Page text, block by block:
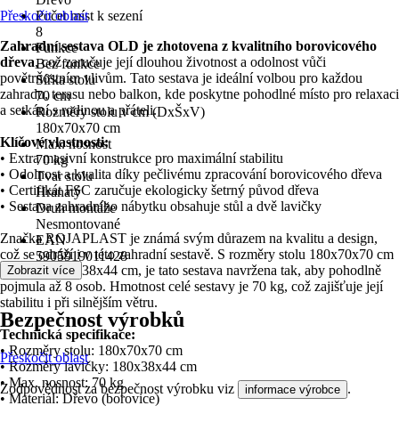
Počet míst k sezení
8
Funkce
Bez funkce
Šířka stolu
70 cm
Rozměry stolu v cm (DxŠxV)
180x70x70 cm
Max. nosnost
70 kg
Tvar stolu
Hranatý
Druh montáže
Nesmontované
EAN
5905919011428
Přeskočit oblast
Zahradní sestava OLD je zhotovena z kvalitního borovicového
dřeva, což zaručuje její dlouhou životnost a odolnost vůči
povětrnostním vlivům. Tato sestava je ideální volbou pro každou
zahradu, terasu nebo balkon, kde poskytne pohodlné místo pro relaxaci
a setkání s rodinou a přáteli.
Klíčové vlastnosti:
• Extra masivní konstrukce pro maximální stabilitu
• Odolnost a kvalita díky pečlivému zpracování borovicového dřeva
• Certifikát FSC zaručuje ekologicky šetrný původ dřeva
• Sestava zahradního nábytku obsahuje stůl a dvě lavičky
Značka ROJAPLAST je známá svým důrazem na kvalitu a design,
což se odráží i v této zahradní sestavě. S rozměry stolu 180x70x70 cm
a laviček 180x38x44 cm, je tato sestava navržena tak, aby pohodlně
pojmula až 8 osob. Hmotnost celé sestavy je 70 kg, což zajišťuje její
stabilitu i při silnějším větru.
Technická specifikace:
• Rozměry stolu: 180x70x70 cm
• Rozměry lavičky: 180x38x44 cm
• Max. nosnost: 70 kg
• Materiál: Dřevo (borovice)
Zobrazit více
Bezpečnost výrobků
Přeskočit oblast
Zodpovědnost za bezpečnost výrobku viz informace výrobce .